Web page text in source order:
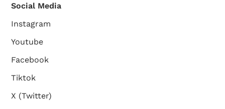
Social Media
Instagram
Youtube
Facebook
Tiktok
X (Twitter)